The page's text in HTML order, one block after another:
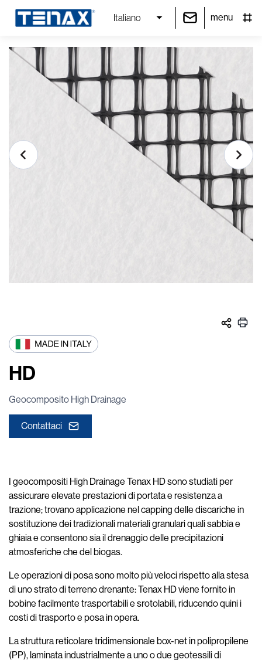
Italiano menu
HD
Geocomposito High Drainage
Contattaci
I geocompositi High Drainage Tenax HD sono studiati per
assicurare elevate prestazioni di portata e resistenza a
trazione; trovano applicazione nel capping delle discariche in
sostituzione dei tradizionali materiali granulari quali sabbia e
ghiaia e consentono sia il drenaggio delle precipitazioni
atmosferiche che del biogas.
Le operazioni di posa sono molto più veloci rispetto alla stesa
di uno strato di terreno drenante: Tenax HD viene fornito in
bobine facilmente trasportabili e srotolabili, riducendo quini i
costi di trasporto e posa in opera.
La struttura reticolare tridimensionale box-net in polipropilene
(PP), laminata industrialmente a uno o due geotessili di